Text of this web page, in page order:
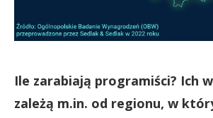
Ile zarabiają programiści? Ich
zależą m.in. od regionu, w